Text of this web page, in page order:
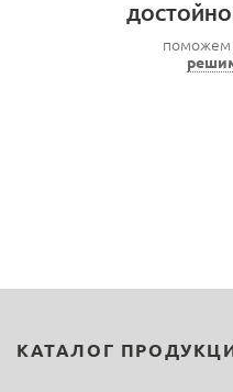
поможем
КАТАЛОГ